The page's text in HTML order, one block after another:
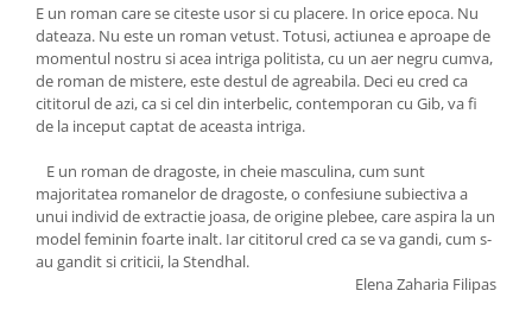
E un roman care se citeste usor si cu placere. In orice epoca. Nu
dateaza. Nu este un roman vetust. Totusi, actiunea e aproape de
momentul nostru si acea intriga politista, cu un aer negru cumva,
de roman de mistere, este destul de agreabila. Deci eu cred ca
cititorul de azi, ca si cel din interbelic, contemporan cu Gib, va fi
de la inceput captat de aceasta intriga.
E un roman de dragoste, in cheie masculina, cum sunt
majoritatea romanelor de dragoste, o confesiune subiectiva a
unui individ de extractie joasa, de origine plebee, care aspira la un
model feminin foarte inalt. Iar cititorul cred ca se va gandi, cum s-
au gandit si criticii, la Stendhal.
Elena Zaharia Filipas